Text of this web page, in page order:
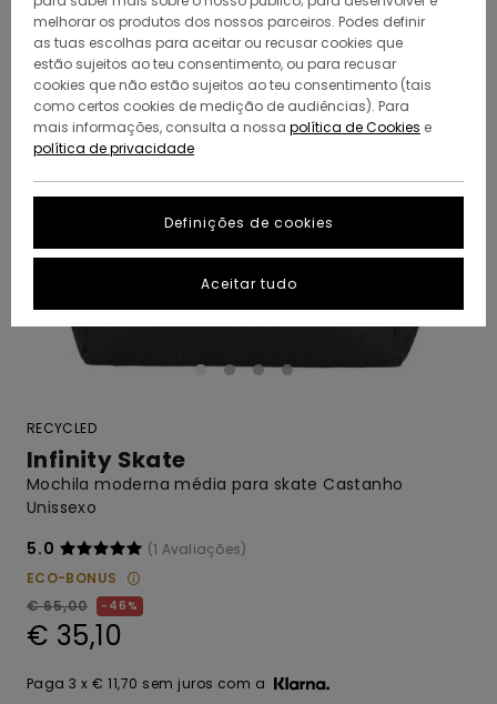
RECYCLED
Infinity Skate
Mochila moderna média para skate Castanho
Unissexo
5.0
(1 Avaliações)
ECO-BONUS
€ 65,00
46%
€ 35,10
Paga 3 x € 11,70 sem juros com a
melhorar os produtos dos nossos parceiros. Podes definir
as tuas escolhas para aceitar ou recusar cookies que
estão sujeitos ao teu consentimento, ou para recusar
cookies que não estão sujeitos ao teu consentimento (tais
como certos cookies de medição de audiências). Para
mais informações, consulta a nossa política de Cookies e
política de privacidade
Definições de cookies
Aceitar tudo